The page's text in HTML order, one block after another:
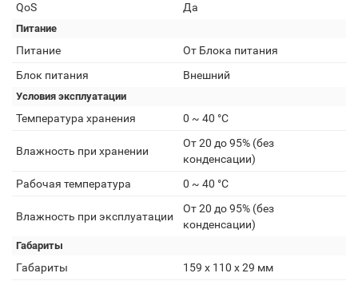
QoS
Да
Питание
Питание
От Блока питания
Блок питания
Внешний
Условия эксплуатации
Температура хранения 0 ~ 40 °C
Влажность при хранении
От 20 до 95% (без
конденсации)
Рабочая температура
0 ~ 40 °C
Влажность при эксплуатации
От 20 до 95% (без
конденсации)
Габариты
Габариты 159 х 110 х 29 мм